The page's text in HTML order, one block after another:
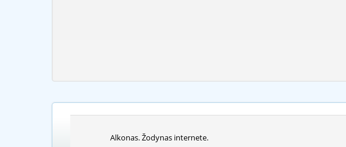
Alkonas. Žodynas internete.